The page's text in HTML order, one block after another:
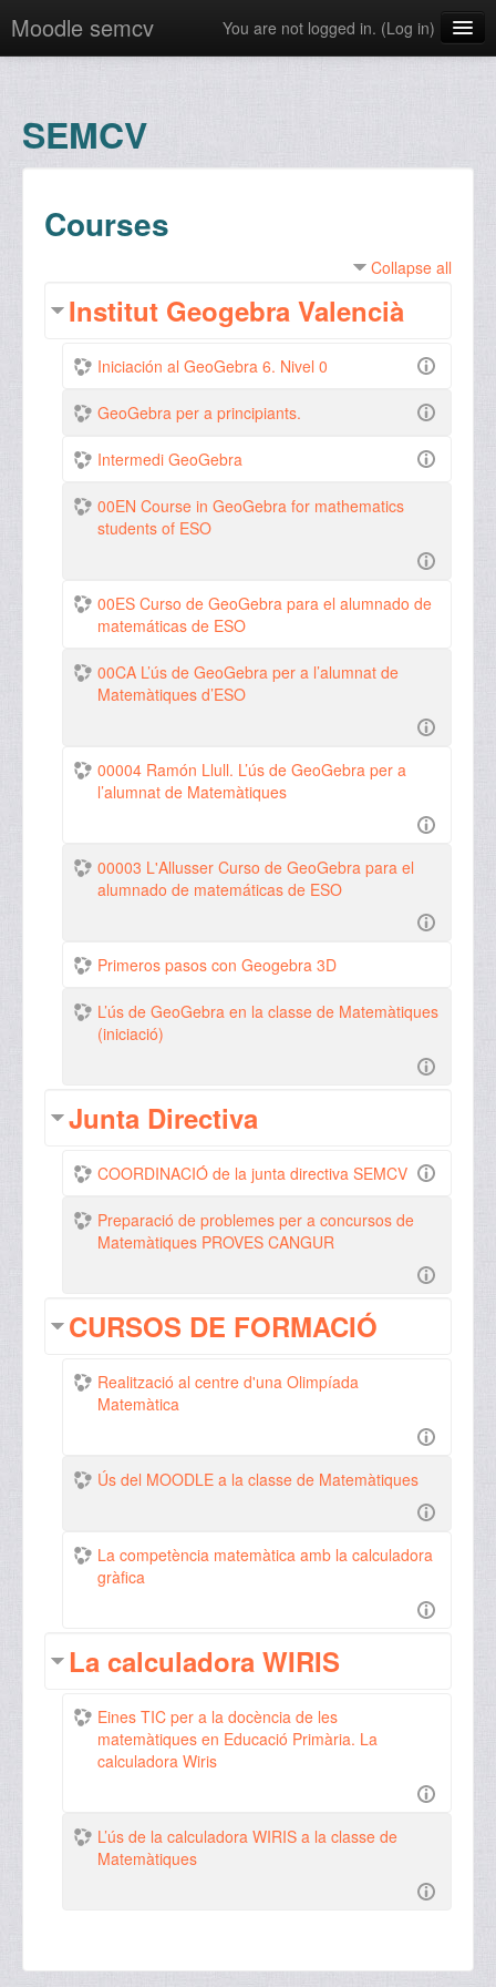
Moodle semcv You are not logged in. (Log in)
SEMCV
Courses
Collapse all
Institut Geogebra Valencià
Iniciación al GeoGebra 6. Nivel 0
GeoGebra per a principiants.
Intermedi GeoGebra
00EN Course in GeoGebra for mathematics
students of ESO
00ES Curso de GeoGebra para el alumnado de
matemáticas de ESO
00CA L’ús de GeoGebra per a l’alumnat de
Matemàtiques d’ESO
00004 Ramón Llull. L’ús de GeoGebra per a
l’alumnat de Matemàtiques
00003 L'Allusser Curso de GeoGebra para el
alumnado de matemáticas de ESO
Primeros pasos con Geogebra 3D
L’ús de GeoGebra en la classe de Matemàtiques
(iniciació)
Junta Directiva
COORDINACIÓ de la junta directiva SEMCV
Preparació de problemes per a concursos de
Matemàtiques PROVES CANGUR
CURSOS DE FORMACIÓ
Realització al centre d'una Olimpíada
Matemàtica
Ús del MOODLE a la classe de Matemàtiques
La competència matemàtica amb la calculadora
gràfica
La calculadora WIRIS
Eines TIC per a la docència de les
matemàtiques en Educació Primària. La
calculadora Wiris
L’ús de la calculadora WIRIS a la classe de
Matemàtiques